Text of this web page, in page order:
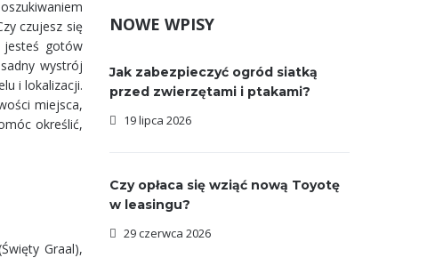
czujesz się
jesteś gotów
wystrój
i lokalizacji.
miejsca,
określić,
Graal),
NOWE WPISY
Jak zabezpieczyć ogród siatką
przed zwierzętami i ptakami?
19 lipca 2026
Czy opłaca się wziąć nową Toyotę
w leasingu?
29 czerwca 2026